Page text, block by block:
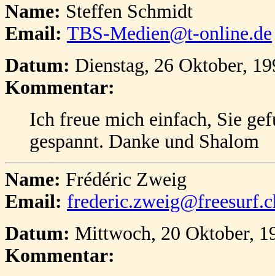
Name: Steffen Schmidt
Email: TBS-Medien@t-online.de
Datum: Dienstag, 26 Oktober,
Kommentar:
Ich freue mich einfach, Sie
gespannt. Danke und Shalom
Name: Frédéric Zweig
Email:
Datum: Mittwoch, 20 Oktober,
Kommentar: